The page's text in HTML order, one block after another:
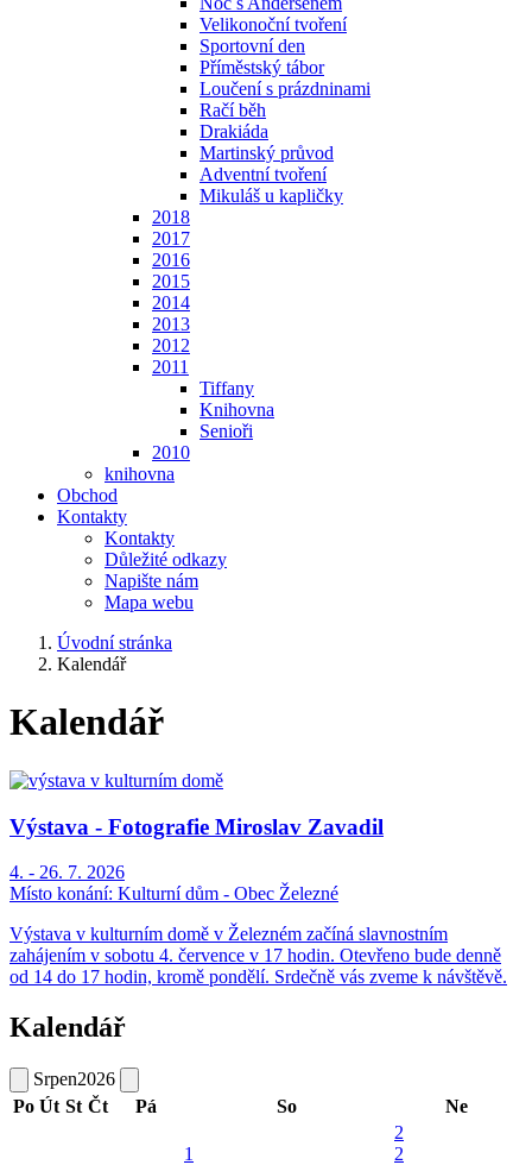
Velikonoční tvoření
Sportovní den
Příměstský tábor
Loučení s prázdninami
Račí běh
Drakiáda
Martinský průvod
Adventní tvoření
Mikuláš u kapličky
2018
2017
2016
2015
2014
2013
2012
2011
Tiffany
Knihovna
Senioři
2010
knihovna
Obchod
Kontakty
Kontakty
Důležité odkazy
Napište nám
Mapa webu
Úvodní stránka
Kalendář
Kalendář
Výstava - Fotografie Miroslav Zavadil
4. - 26. 7. 2026
Místo konání: Kulturní dům - Obec Železné
Výstava v kulturním domě v Železném začíná slavnostním
zahájením v sobotu 4. července v 17 hodin. Otevřeno bude denně
od 14 do 17 hodin, kromě pondělí. Srdečně vás zveme k návštěvě.
Kalendář
Srpen2026
Po Út St Čt Pá So Ne
1
2
2